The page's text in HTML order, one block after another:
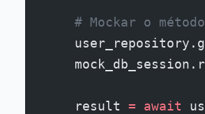
# Mockar o
    result
= await